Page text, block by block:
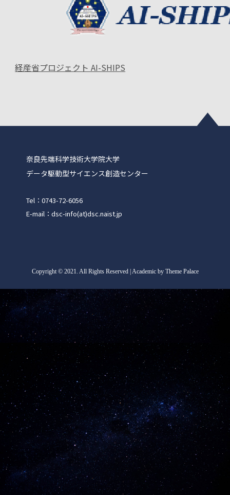
経産省プロジェクト AI-SHIPS
奈良先端科学技術大学院大学
データ駆動型サイエンス創造センター
Tel：0743-72-6056
E-mail：dsc-info(at)dsc.naist.jp
Copyright©2021. All Rights Reserved | Academic by Theme Palace